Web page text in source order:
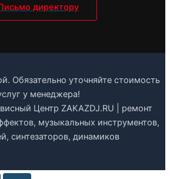
директору
Обязательно уточняйте стоимость
у менеджера!
Центр ZAKAZDJ.RU | ремонт
музыкальных инструментов,
синтезаторов, динамиков